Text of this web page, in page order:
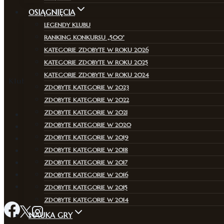
OSIĄGNIĘCIA
LEGENDY KLUBU
RANKING KONKURSU „500”
KATEGORIE ZDOBYTE W ROKU 2026
KATEGORIE ZDOBYTE W ROKU 2025
KATEGORIE ZDOBYTE W ROKU 2024
ZDOBYTE KATEGORIE W 2023
ZDOBYTE KATEGORIE W 2022
ZDOBYTE KATEGORIE W 2021
ZDOBYTE KATEGORIE W 2020
ZDOBYTE KATEGORIE W 2019
ZDOBYTE KATEGORIE W 2018
ZDOBYTE KATEGORIE W 2017
ZDOBYTE KATEGORIE W 2016
ZDOBYTE KATEGORIE W 2015
ZDOBYTE KATEGORIE W 2014
NAUKA GRY
Klub, w którym pasja do szachów łączy
Aktualności
Zajęcia
O klubie
Kadra
Program zajęć
Rekrutacja
Kontakt